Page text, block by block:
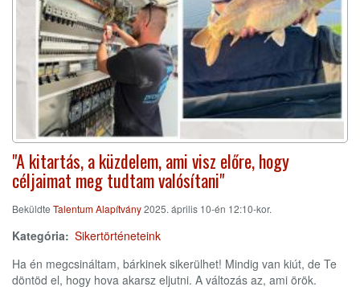
"A kitartás, a küzdelem, ami visz előre, hogy
céljaimat meg tudtam valósítani"
Beküldte Talentum Alapítvány2025. április 10-én 12:10-kor.
Kategória
Sikertörténeteink
Ha én megcsináltam, bárkinek sikerülhet! Mindig van kiút, de Te
döntöd el, hogy hova akarsz eljutni. A változás az, ami örök.